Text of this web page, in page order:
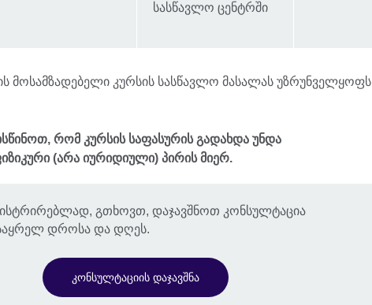
სასწავლო ცენტრში
მოსამზადებელი კურსის სასწავლო მასალას უზრუნველყოფს
რომ კურსის საფასურის გადახდა უნდა
(არა იურიდიული) პირის მიერ.
გთხოვთ, დაჯავშნოთ კონსულტაცია
დროსა და დღეს.
კონსულტაციის დაჯავშნა